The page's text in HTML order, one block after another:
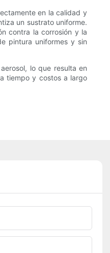
en la calidad y
un sustrato uniforme.
contra la corrosión y la
pintura uniformes y sin
lo que resulta en
tiempo y costos a largo